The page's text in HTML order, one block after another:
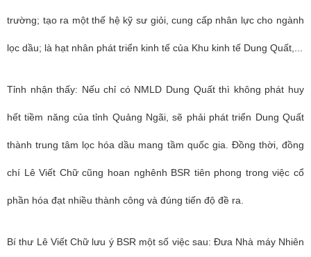
trường; tạo ra một thế hệ kỹ sư giỏi, cung cấp nhân lực cho ngành
lọc dầu; là hạt nhân phát triển kinh tế của Khu kinh tế Dung Quất,...
Tỉnh nhận thấy: Nếu chỉ có NMLD Dung Quất thì không phát huy
hết tiềm năng của tỉnh Quảng Ngãi, sẽ phải phát triển Dung Quất
thành trung tâm lọc hóa dầu mang tầm quốc gia. Đồng thời, đồng
chí Lê Viết Chữ cũng hoan nghênh BSR tiên phong trong việc cổ
phần hóa đạt nhiều thành công và đúng tiến độ đề ra.
Bí thư Lê Viết Chữ lưu ý BSR một số việc sau: Đưa Nhà máy Nhiên